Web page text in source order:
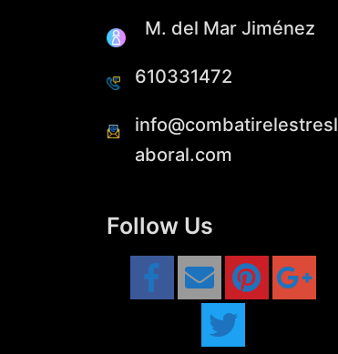
M. del Mar Jiménez
610331472
info@combatirelestresl
aboral.com
Follow Us